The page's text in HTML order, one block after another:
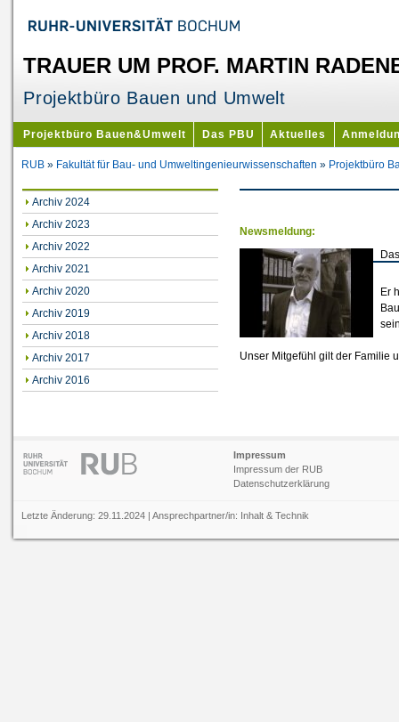
TRAUER UM PROF. MARTIN
Projektbüro Bauen und Umwelt
Projektbüro Bauen&Umwelt Das PBU Aktuelles
RUB » Fakultät für Bau- und Umweltingenieurwissenschaften » Projektbüro
Archiv 2024
Archiv 2023
Archiv 2022
Archiv 2021
Archiv 2020
Archiv 2019
Archiv 2018
Archiv 2017
Archiv 2016
Newsmeldung:
Er
Unser Mitgefühl gilt der Familie
Impressum
Impressum der RUB
Datenschutzerklärung
Letzte Änderung: 29.11.2024 | Ansprechpartner/in: Inhalt &Technik